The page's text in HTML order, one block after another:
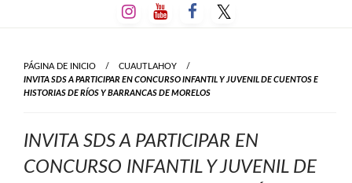
al
PÁGINA DE INICIO
CUAUTLAHOY
INVITA SDS A PARTICIPAR EN CONCURSO INFANTIL Y JUVENIL DE CUENTOS E
HISTORIAS DE RÍOS Y BARRANCAS DE MORELOS
INVITA SDS A PARTICIPAR EN
CONCURSO INFANTIL Y JUVENIL DE